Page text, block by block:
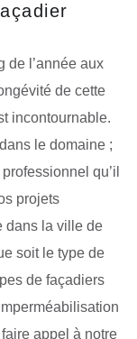
de l’année aux
de cette
incontournable.
le domaine ;
qu’il
projets
dans la ville de
soit le type de
de façadiers
appel à notre